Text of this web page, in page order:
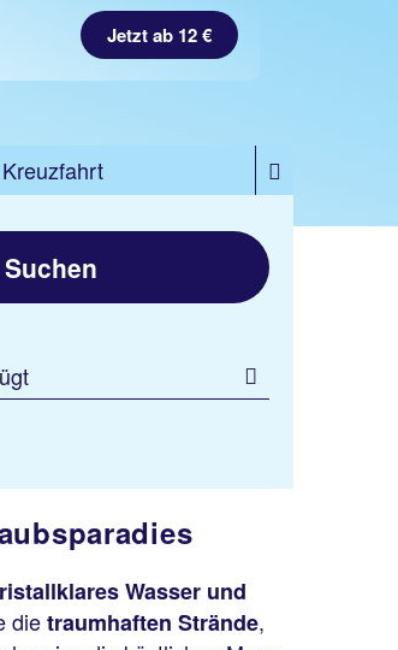
Jetzt ab 12 €
Kreuzfahrt
Suchen
Wasser und
dietraumhaften Strände,